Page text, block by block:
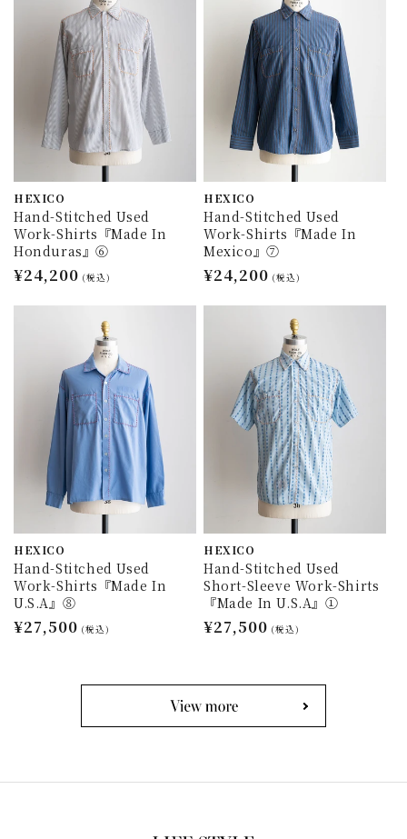
HEXICO
Hand-Stitched Used
Work-Shirts『Made In
Honduras』⑥
通
¥24,200 (税込)
HEXICO
Hand-Stitched Used
Work-Shirts『Made In
Mexico』⑦
通
¥24,200 (税込)
HEXICO
Hand-Stitched Used
Work-Shirts『Made In
U.S.A』⑧
通
¥27,500 (税込)
HEXICO
Hand-Stitched Used
Short-Sleeve Work-Shirts
『Made In U.S.A』①
通
格
¥27,500 (税込)